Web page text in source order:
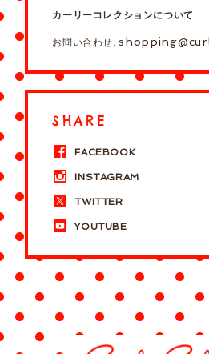
カーリーコレクションについて
お問い合わせ:
SHARE
FACEBOOK
INSTAGRAM
TWITTER
YOUTUBE